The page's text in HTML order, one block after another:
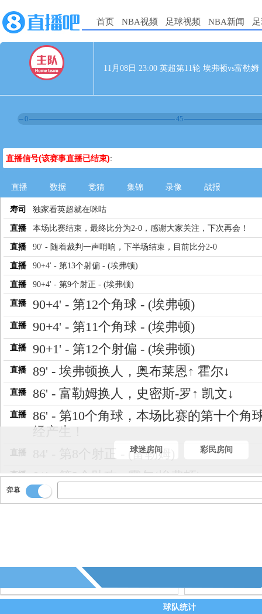
首页 NBA视频 足球视频 NBA新闻
11月08日 23:00 英超第11轮 埃弗顿vs富勒姆
0 45
直播信号(该赛事直播已结束):
直播 数据 竞猜 集锦 录像 战报
寿司 独家看英超就在咪咕
直播 本场比赛结束，最终比分为2-0，感谢大家关注，下次再会！
直播 90' - 随着裁判一声哨响，下半场结束，目前比分2-0
直播 90+4' - 第13个射偏 - (埃弗顿)
直播 90+4' - 第9个射正 - (埃弗顿)
直播 90+4' - 第12个角球 - (埃弗顿)
直播 90+4' - 第11个角球 - (埃弗顿)
直播 90+1' - 第12个射偏 - (埃弗顿)
直播 89' - 埃弗顿换人，奥布莱恩↑ 霍尔↓
直播 86' - 富勒姆换人，史密斯-罗↑ 凯文↓
直播
86' - 第10个角球，本场比赛的第十个角
直播 84' - 第8个射正 - (富勒姆)
直播 81' - 第2个助攻 - 霍尔(埃弗顿)
81' - 第7个射正 - (埃弗顿)
当前比分2-0
球迷房间 彩民房间
弹幕
球队统计